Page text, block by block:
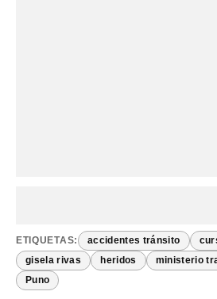
ETIQUETAS: accidentes tránsito
gisela rivas heridos ministerio
Puno